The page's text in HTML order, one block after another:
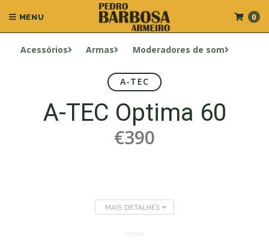
MENU 0
Acessórios Armas Moderadores de som
A-TEC
A-TEC Optima 60
€390
MAIS DETALHES